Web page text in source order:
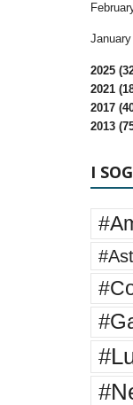
January
2025
2021
2017
2013
I